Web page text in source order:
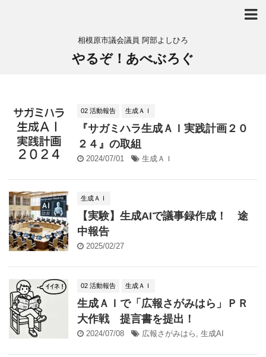
相模原市議会議員 阿部よしひろ
やるぞ！あべぶろぐ
02 活動報告 生成ＡＩ
『サガミハラ生成ＡＩ実践計画２０
２４』の取組
2024/07/01 生成ＡＩ
生成ＡＩ
【実験】生成AIで議事録作成！ 途
中報告
2025/02/27
02 活動報告 生成ＡＩ
生成ＡＩで「広報さがみはら」ＰＲ
大作戦 提言書を提出！
2024/07/08 広報さがみはら , 生成AI